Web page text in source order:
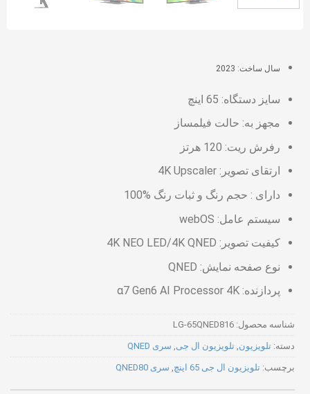
سال ساخت: 2023
سایز دستگاه: 65 اینچ
مجهز به: حالت فیلمساز
رفرش ریت: 120 هرتز
ارتقای تصویر: 4K Upscaler
دارای : حجم رنگ و ثبات رنگ %100
سیستم عامل: webOS
کیفیت تصویر: 4K NEO LED/4K QNED
نوع صفحه نمایش: QNED
پردازنده: α7 Gen6 AI Processor 4K
شناسه محصول: LG-65QNED816
دسته: تلویزیون, تلویزیون ال جی, سری QNED
برچسب: تلویزیون ال جی 65 اینچ , سری QNED80